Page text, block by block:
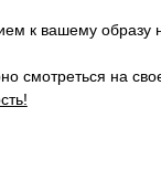
к вашему
смотреться на